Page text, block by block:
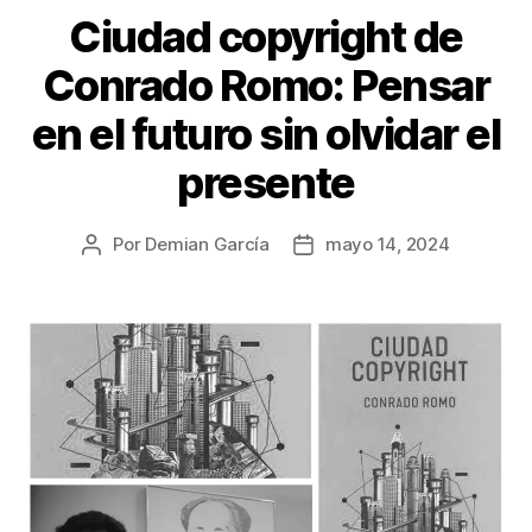
Ciudad copyright de
Conrado Romo: Pensar
en el futuro sin olvidar el
presente
Autor
publicación
Por Demian García
Fecha
publicación
mayo 14, 2024